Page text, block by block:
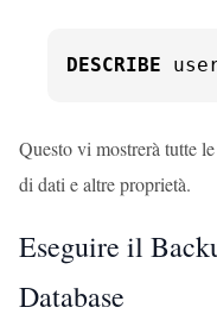
DESCRIBE
Questo vi mostrerà tutte
di dati e altre proprietà.
Eseguire il
Database